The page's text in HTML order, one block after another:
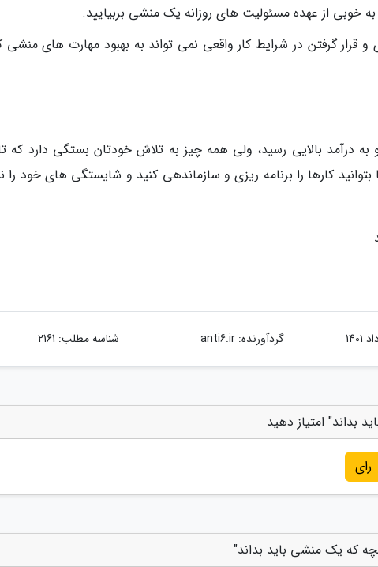
خوبی از عهده مسئولیت های روزانه یک منشی بربیایید.
و قرار گرفتن در شرایط کار واقعی نمی تواند به بهبود مهارت های
درآمد بالایی رسید، ولی همه چیز به تلاش خودتان بستگی دارد که
بتوانید کارها را برنامه ریزی و سازماندهی کنید و شایستگی های خود را
گردآورنده:anti6.ir شناسه مطلب: 2161
امتیاز دهید
رای
که یک منشی باید بداند"